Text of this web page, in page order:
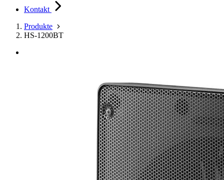
Kontakt
Produkte
HS-1200BT